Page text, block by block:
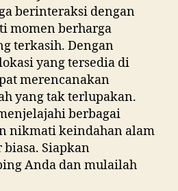
t
u
t
t
o
a
a
berinteraksi dengan
momen berharga
terkasih. Dengan
yang tersedia di
merencanakan
yang tak terlupakan.
berbagai
nikmati keindahan alam
Siapkan
Anda dan mulailah